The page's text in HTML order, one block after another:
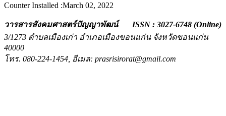
Counter Installed :March 02, 2022
วารสารสังคมศาสตร์ปัญญาพัฒน์ ISSN : 3027-6748 (Online)
3/1273 ตำบลเมืองเก่า อำเภอเมืองขอนแก่น จังหวัดขอนแก่น
40000
โทร. 080-224-1454, อีเมล: prasrisirorat@gmail.com